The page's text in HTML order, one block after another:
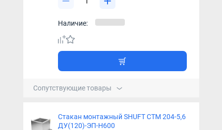
Наличие:
Сопутствующие товары
Стакан монтажный SHUFT СТМ 204-5,6
ДУ(120)-ЭП-Н600